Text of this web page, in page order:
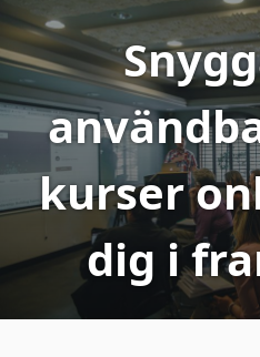
kurser
dig i